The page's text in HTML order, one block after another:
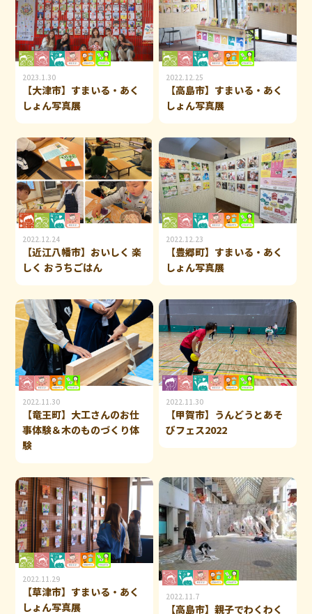
2023.1.30
【大津市】すまいる・あく
しょん写真展
2022.12.25
【高島市】すまいる・あく
しょん写真展
2022.12.24
【近江八幡市】おいしく 楽
しく おうちごはん
2022.12.23
【豊郷町】すまいる・あく
しょん写真展
2022.11.30
【竜王町】大工さんのお仕
事体験＆木のものづくり体
験
2022.11.30
【甲賀市】うんどうとあそ
びフェス2022
2022.11.29
【草津市】すまいる・あく
しょん写真展
2022.11.7
【高島市】親子でわくわく